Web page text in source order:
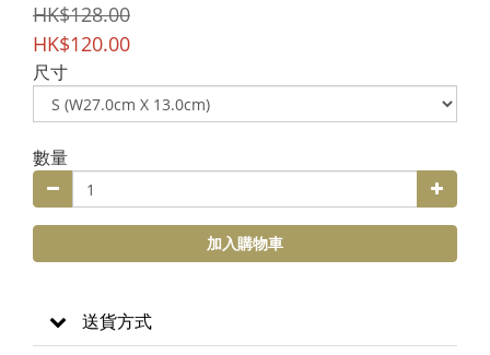
HK$128.00
HK$120.00
尺寸
數量
加入購物車
送貨方式